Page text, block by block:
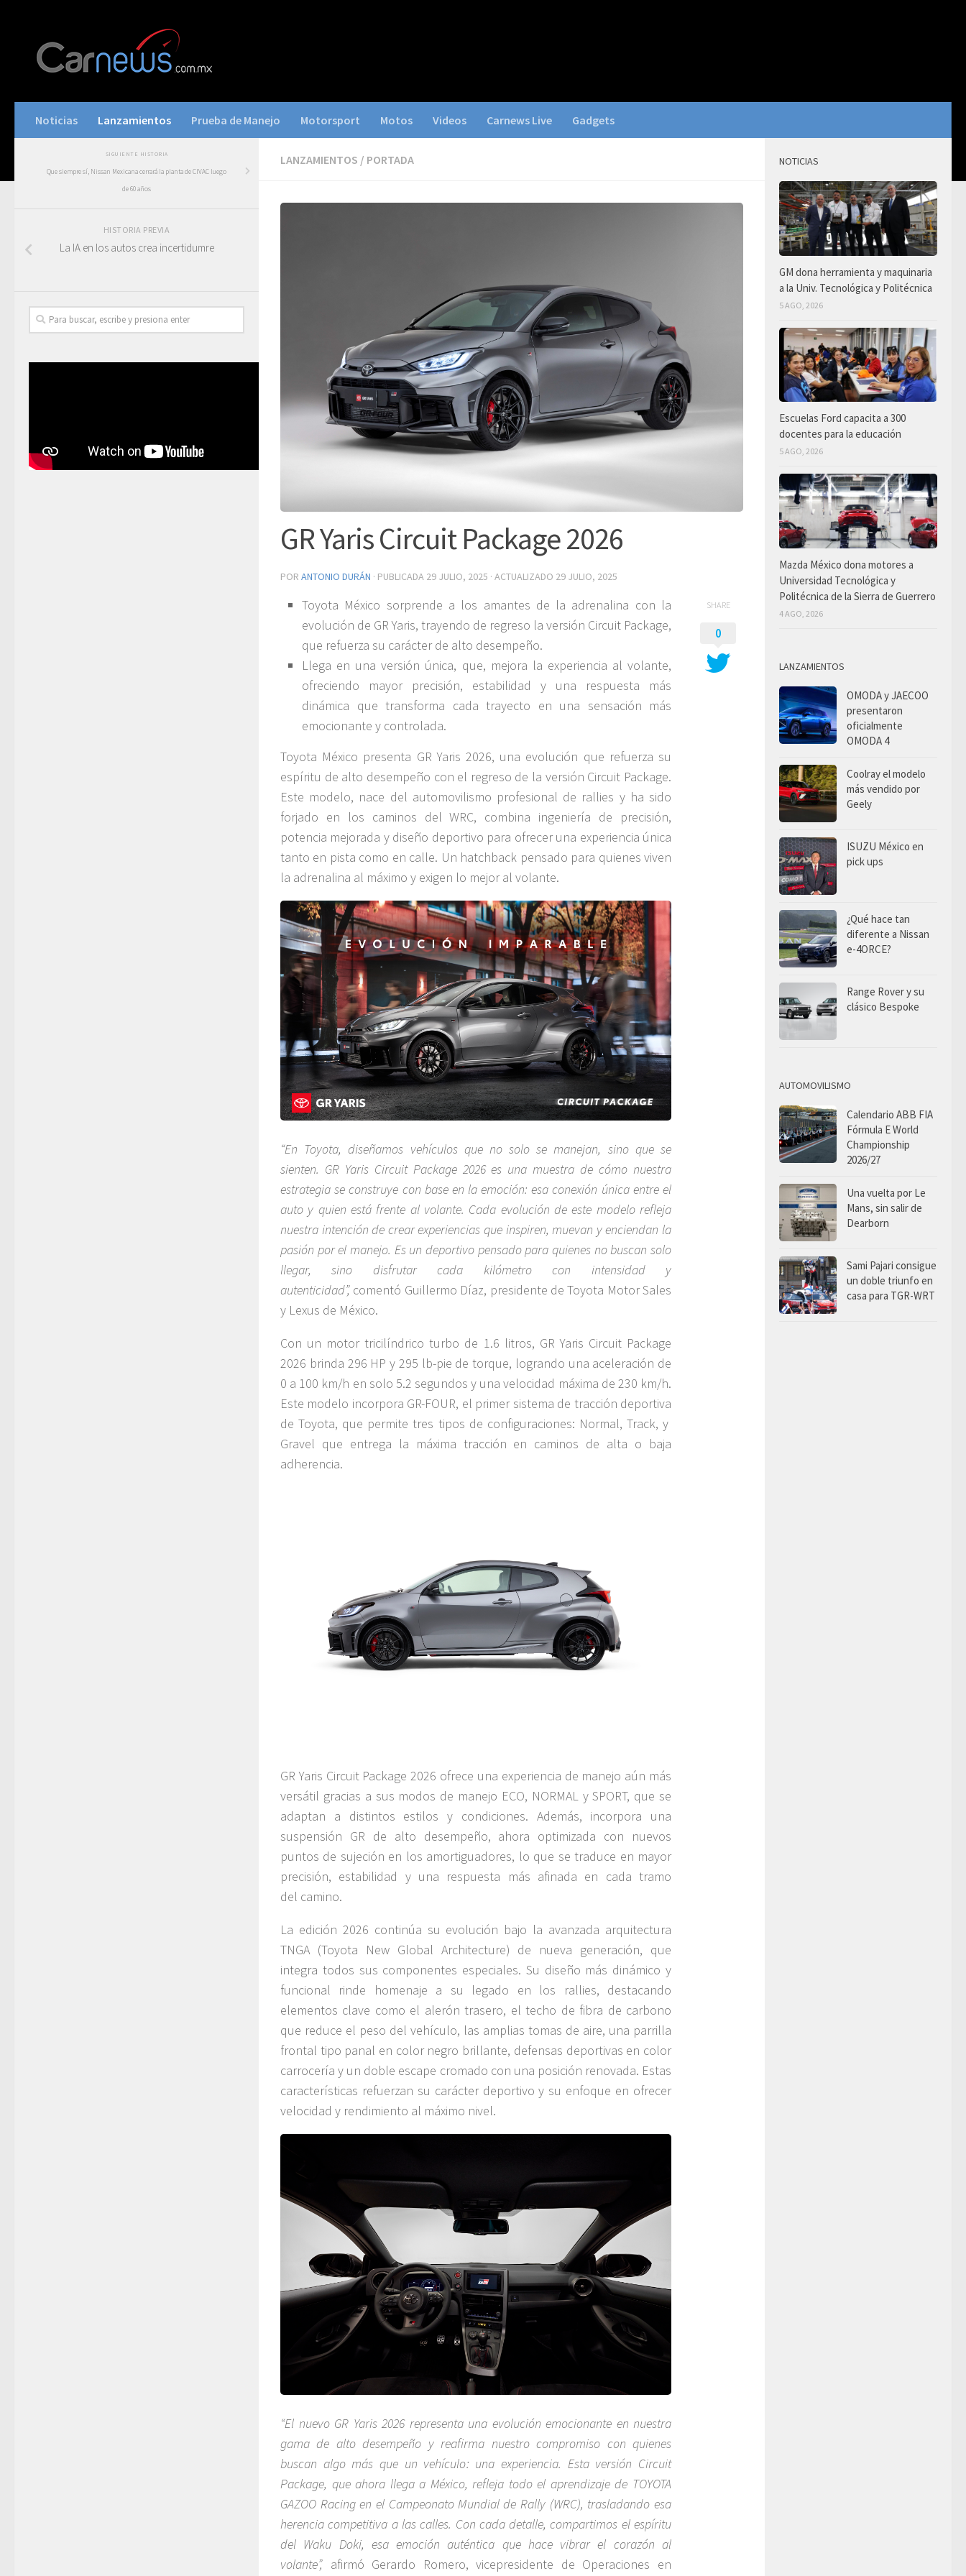
Noticias Lanzamientos Prueba de Manejo Motorsport Motos Videos Carnews Live Gadgets
LANZAMIENTOS / PORTADA
GR Yaris Circuit Package 2026
POR ANTONIO DURÁN · PUBLICADA 29 JULIO, 2025 · ACTUALIZADO 29 JULIO, 2025
Toyota México sorprende a los amantes de la adrenalina con la
evolución de GR Yaris, trayendo de regreso la versión Circuit Package,
que refuerza su carácter de alto desempeño.
Llega en una versión única, que, mejora la experiencia al volante,
ofreciendo mayor precisión, estabilidad y una respuesta más
dinámica que transforma cada trayecto en una sensación más
emocionante y controlada.
Toyota México presenta GR Yaris 2026, una evolución que refuerza su
espíritu de alto desempeño con el regreso de la versión Circuit Package.
Este modelo, nace del automovilismo profesional de rallies y ha sido
forjado en los caminos del WRC, combina ingeniería de precisión,
potencia mejorada y diseño deportivo para ofrecer una experiencia única
tanto en pista como en calle. Un hatchback pensado para quienes viven
la adrenalina al máximo y exigen lo mejor al volante.
“En Toyota, diseñamos vehículos que no solo se manejan, sino que se
sienten. GR Yaris Circuit Package 2026 es una muestra de cómo nuestra
estrategia se construye con base en la emoción: esa conexión única entre el
auto y quien está frente al volante. Cada evolución de este modelo refleja
nuestra intención de crear experiencias que inspiren, muevan y enciendan la
pasión por el manejo. Es un deportivo pensado para quienes no buscan solo
llegar, sino disfrutar cada kilómetro con intensidad y
autenticidad”, comentó Guillermo Díaz, presidente de Toyota Motor Sales
y Lexus de México.
Con un motor tricilíndrico turbo de 1.6 litros, GR Yaris Circuit Package
2026 brinda 296 HP y 295 lb-pie de torque, logrando una aceleración de
0 a 100 km/h en solo 5.2 segundos y una velocidad máxima de 230 km/h.
Este modelo incorpora GR-FOUR, el primer sistema de tracción deportiva
de Toyota, que permite tres tipos de configuraciones: Normal, Track, y
Gravel que entrega la máxima tracción en caminos de alta o baja
adherencia.
GR Yaris Circuit Package 2026 ofrece una experiencia de manejo aún más
versátil gracias a sus modos de manejo ECO, NORMAL y SPORT, que se
adaptan a distintos estilos y condiciones. Además, incorpora una
suspensión GR de alto desempeño, ahora optimizada con nuevos
puntos de sujeción en los amortiguadores, lo que se traduce en mayor
precisión, estabilidad y una respuesta más afinada en cada tramo
del camino.
La edición 2026 continúa su evolución bajo la avanzada arquitectura
TNGA (Toyota New Global Architecture) de nueva generación, que
integra todos sus componentes especiales. Su diseño más dinámico y
funcional rinde homenaje a su legado en los rallies, destacando
elementos clave como el alerón trasero, el techo de fibra de carbono
que reduce el peso del vehículo, las amplias tomas de aire, una parrilla
frontal tipo panal en color negro brillante, defensas deportivas en color
carrocería y un doble escape cromado con una posición renovada. Estas
características refuerzan su carácter deportivo y su enfoque en ofrecer
velocidad y rendimiento al máximo nivel.
“El nuevo GR Yaris 2026 representa una evolución emocionante en nuestra
gama de alto desempeño y reafirma nuestro compromiso con quienes
buscan algo más que un vehículo: una experiencia. Esta versión Circuit
Package, que ahora llega a México, refleja todo el aprendizaje de TOYOTA
GAZOO Racing en el Campeonato Mundial de Rally (WRC), trasladando esa
herencia competitiva a las calles. Con cada detalle, compartimos el espíritu
del Waku Doki, esa emoción auténtica que hace vibrar el corazón al
volante”, afirmó Gerardo Romero, vicepresidente de Operaciones en
SHARE
0
SIGUIENTE HISTORIA
Que siempre sí, Nissan Mexicana cerrará la planta de CIVAC luego
de 60 años
HISTORIA PREVIA
La IA en los autos crea incertidumre
NOTICIAS
GM dona herramienta y maquinaria
a la Univ. Tecnológica y Politécnica
5 AGO, 2026
Escuelas Ford capacita a 300
docentes para la educación
5 AGO, 2026
Mazda México dona motores a
Universidad Tecnológica y
Politécnica de la Sierra de Guerrero
4 AGO, 2026
LANZAMIENTOS
OMODA y JAECOO
presentaron
oficialmente
OMODA 4
Coolray el modelo
más vendido por
Geely
ISUZU México en
pick ups
¿Qué hace tan
diferente a Nissan
e-4ORCE?
Range Rover y su
clásico Bespoke
AUTOMOVILISMO
Calendario ABB FIA
Fórmula E World
Championship
2026/27
Una vuelta por Le
Mans, sin salir de
Dearborn
Sami Pajari consigue
un doble triunfo en
casa para TGR-WRT